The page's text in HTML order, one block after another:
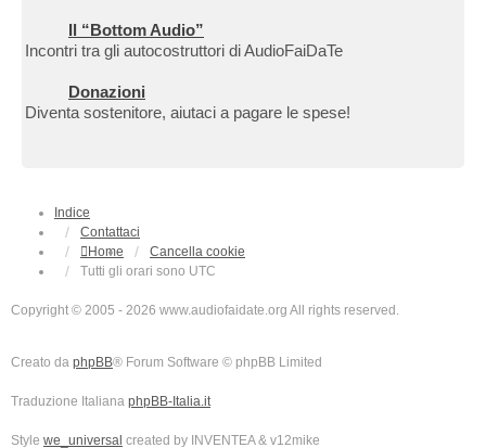
Il “Bottom Audio”
Incontri tra gli autocostruttori di AudioFaiDaTe
Donazioni
Diventa sostenitore, aiutaci a pagare le spese!
Indice
Contattaci
Home
Cancella cookie
Tutti gli orari sono UTC
Copyright © 2005 - 2026 www.audiofaidate.org All rights reserved.
Creato da phpBB® Forum Software © phpBB Limited
Traduzione Italiana phpBB-Italia.it
Style we_universal created by INVENTEA & v12mike